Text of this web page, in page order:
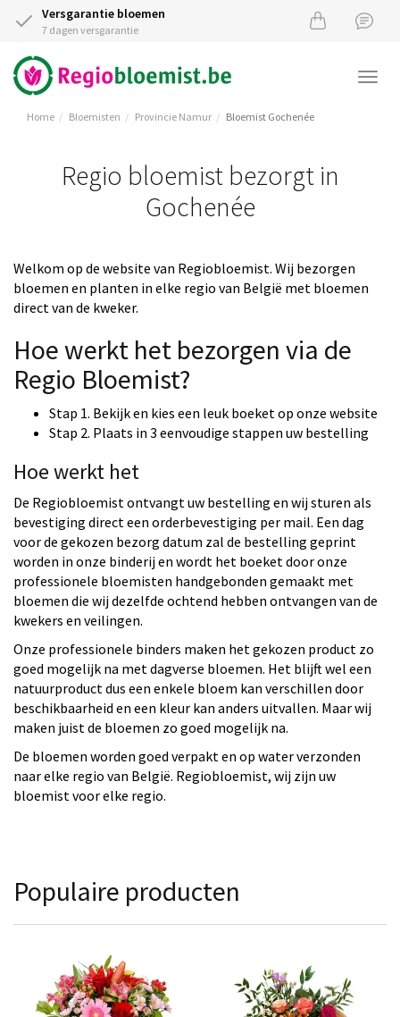
Versgarantie bloemen
7 dagen versgarantie
Home Bloemisten Provincie Namur Bloemist Gochenée
Regio bloemist bezorgt in
Gochenée
Welkom op de website van Regiobloemist. Wij bezorgen
bloemen en planten in elke regio van België met bloemen
direct van de kweker.
Hoe werkt het bezorgen via de
Regio Bloemist?
Stap 1. Bekijk en kies een leuk boeket op onze website
Stap 2. Plaats in 3 eenvoudige stappen uw bestelling
Hoe werkt het
De Regiobloemist ontvangt uw bestelling en wij sturen als
bevestiging direct een orderbevestiging per mail. Een dag
voor de gekozen bezorg datum zal de bestelling geprint
worden in onze binderij en wordt het boeket door onze
professionele bloemisten handgebonden gemaakt met
bloemen die wij dezelfde ochtend hebben ontvangen van de
kwekers en veilingen.
Onze professionele binders maken het gekozen product zo
goed mogelijk na met dagverse bloemen. Het blijft wel een
natuurproduct dus een enkele bloem kan verschillen door
beschikbaarheid en een kleur kan anders uitvallen. Maar wij
maken juist de bloemen zo goed mogelijk na.
De bloemen worden goed verpakt en op water verzonden
naar elke regio van België. Regiobloemist, wij zijn uw
bloemist voor elke regio.
Populaire producten